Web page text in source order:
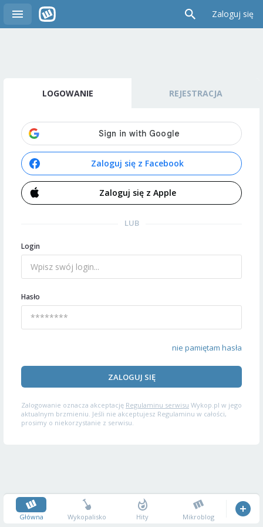
Zaloguj się
LOGOWANIE REJESTRACJA
Zaloguj się z Facebook
Zaloguj się z Apple
LUB
Login
Hasło
nie pamiętam hasła
ZALOGUJ SIĘ
Zalogowanie oznacza akceptację Regulaminu serwisu Wykop.pl w jego
aktualnym brzmieniu. Jeśli nie akceptujesz Regulaminu w całości,
prosimy o niekorzystanie z serwisu.
Główna Wykopalisko Hity Mikroblog